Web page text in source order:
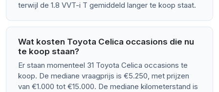
terwijl de 1.8 VVT-i T gemiddeld langer te koop staat.
Wat kosten Toyota Celica occasions die nu
te koop staan?
Er staan momenteel 31 Toyota Celica occasions te
koop. De mediane vraagprijs is €5.250, met prijzen
van €1.000 tot €15.000. De mediane kilometerstand is